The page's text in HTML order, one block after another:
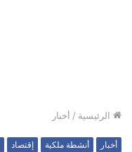
الرئيسية / أخبار
أخبار أنشطة ملكية إقتصاد